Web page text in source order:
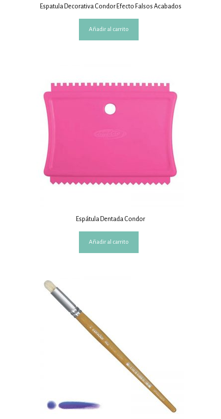
Espatula Decorativa Condor Efecto Falsos Acabados
Añadir al carrito
Espátula Dentada Condor
Añadir al carrito